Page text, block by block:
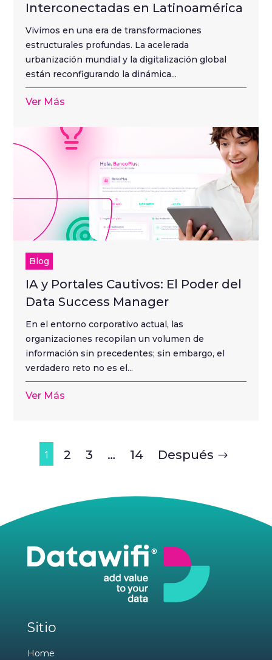
Interconectadas en Latinoamérica
Vivimos en una era de transformaciones
estructurales profundas. La acelerada
urbanización mundial y la digitalización global
están reconfigurando la dinámica...
Ver Más
Blog
IA y Portales Cautivos: El Poder del
Data Success Manager
En el entorno corporativo actual, las
organizaciones recopilan un volumen de
información sin precedentes; sin embargo, el
verdadero reto no es el...
Ver Más
1 2 3 … 14 Después
Sitio
Home